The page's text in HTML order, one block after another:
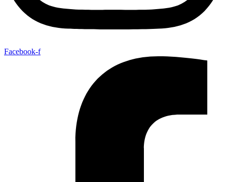
Facebook-f